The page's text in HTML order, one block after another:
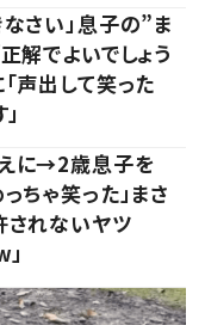
さい」息子の”ま
解でよいでしょう
声出して笑った
に→2歳息子を
ちゃ笑った」まさ
されないヤツ